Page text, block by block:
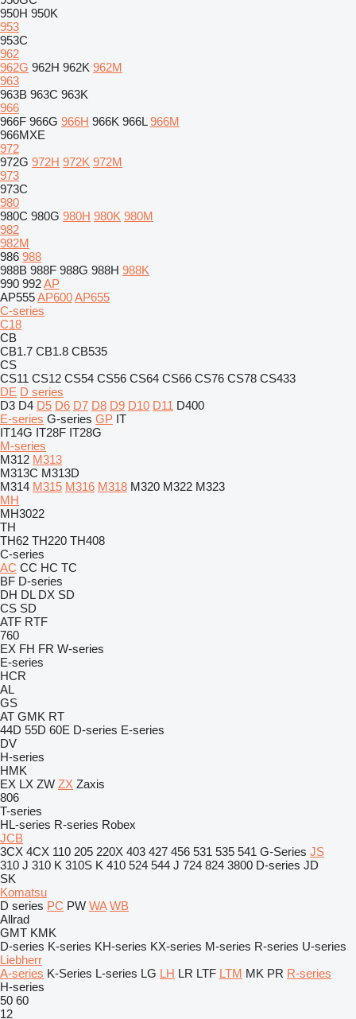
950H 950K
953
953C
962
962G 962H 962K 962M
963
963B 963C 963K
966
966F 966G 966H 966K 966L 966M
966MXE
972
972G 972H 972K 972M
973
973C
980
980C 980G 980H 980K 980M
982
982M
986 988
988B 988F 988G 988H 988K
990 992AP
AP555AP600AP655
C-series
C18
CB
CB1.7 CB1.8 CB535
CS
CS11 CS12 CS54 CS56 CS64 CS66 CS76 CS78 CS433
DE D series
D3 D4 D5 D6 D7 D8 D9 D10 D11 D400
E-series G-series GP IT
IT14G IT28F IT28G
M-series
M312 M313
M313C M313D
M314 M315 M316 M318 M320 M322 M323
MH
MH3022
TH
TH62 TH220 TH408
C-series
AC CC HC TC
BF D-series
DH DL DX SD
CS SD
ATF RTF
760
EX FH FR W-series
E-series
HCR
AL
GS
AT GMK RT
44D 55D 60E D-series E-series
DV
H-series
HMK
EX LX ZW ZX Zaxis
806
T-series
HL-series R-series Robex
JCB
3CX 4CX 110 205 220X 403 427 456 531 535 541 G-Series JS
310 J 310 K 310S K 410 524 544 J 724 824 3800 D-series JD
SK
Komatsu
D series PC PW WA WB
Allrad
GMT KMK
D-series K-series KH-series KX-series M-series R-series U-series
Liebherr
A-series K-Series L-series LG LH LR LTF LTM MK PR R-series
H-series
50 60
12